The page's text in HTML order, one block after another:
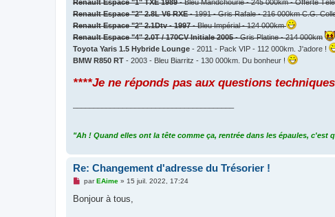
Renault Espace "1" TXE 1989- Bleu Mandchourie - 245 000km - Offerte
Renault Espace "2" 2.8L V6 RXE- 1991 - Gris Rafale - 216 000km C.G.
Renault Espace "2" 2.1Dtv - 1997- Bleu Impérial - 124 000km
Renault Espace "4" 2.0T / 170CV Initiale 2005- Gris Platine - 214 000km
Toyota Yaris 1.5 Hybride Lounge - 2011 - Pack VIP - 112 000km. J'adore !
BMW R850 RT - 2003 - Bleu Biarritz - 130 000km. Du bonheur !
****Je ne réponds pas aux questions
"Ah ! Quand elles ont la tête comme ça, rentrée dans les épaules, c'est
Re: Changement d'adresse du Trésorier !
M
s
parEAime» 15 juil. 2022, 17:24
Bonjour à tous,